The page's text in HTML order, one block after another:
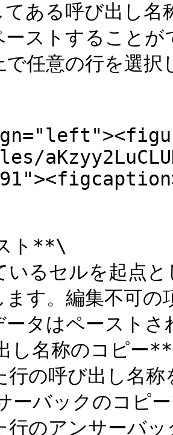
てある呼び出し
ーストすること
で任意の行を選
ト**\
ます。編集不可
ータはペースト
し名称のコピー
ーバックのコピ